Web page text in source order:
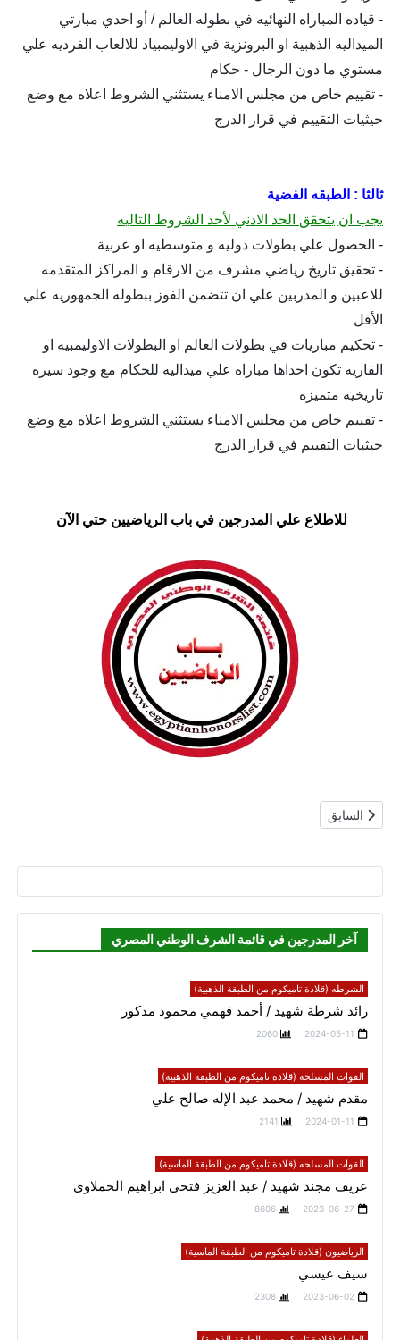
- قياده المباراه النهائيه في بطوله العالم / أو احدي مبارتي
الميداليه الذهبية او البرونزية في الاوليمبياد للالعاب الفرديه علي
مستوي ما دون الرجال - حكام
- تقييم خاص من مجلس الامناء يستثني الشروط اعلاه مع وضع
حيثيات التقييم في قرار الدرج
ثالثا : الطبقه الفضية
يجب ان يتحقق الحد الادني لأحد الشروط التاليه
- الحصول علي بطولات دوليه و متوسطيه او عربية
- تحقيق تاريخ رياضي مشرف من الارقام و المراكز المتقدمه
للاعبين و المدربين علي ان تتضمن الفوز ببطوله الجمهوريه علي
الأقل
- تحكيم مباريات في بطولات العالم او البطولات الاوليمبيه او
القاريه تكون احداها مباراه علي ميداليه للحكام مع وجود سيره
تاريخيه متميزه
- تقييم خاص من مجلس الامناء يستثني الشروط اعلاه مع وضع
حيثيات التقييم في قرار الدرج
للاطلاع علي المدرجين في باب الرياضيين حتي الآن
المقال السابق: معايير منح القلادة للادراج في قائمة الشرف الوطني
السابق
آخر المدرجين في قائمة الشرف الوطني المصري
الشرطه (قلادة تاميكوم من الطبقة الذهبية)
رائد شرطة شهيد / أحمد فهمي محمود مدكور
2024-05-11
2060
القوات المسلحه (قلادة تاميكوم من الطبقة الذهبية)
مقدم شهيد / محمد عبد الإله صالح علي
2024-01-11
2141
القوات المسلحه (قلادة تاميكوم من الطبقة الماسية)
عريف مجند شهيد / عبد العزيز فتحى ابراهيم الحملاوى
2023-06-27
8606
الرياضيون (قلادة تاميكوم من الطبقة الماسية)
سيف عيسي
2023-06-02
2308